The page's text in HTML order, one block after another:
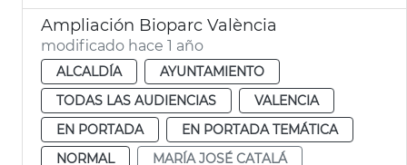
Ampliación Bioparc València
modificado hace 1 año
ALCALDÍA
AYUNTAMIENTO
TODAS LAS AUDIENCIAS
VALENCIA
EN PORTADA
EN PORTADA TEMÁTICA
NORMAL
MARÍA JOSÉ CATALÁ